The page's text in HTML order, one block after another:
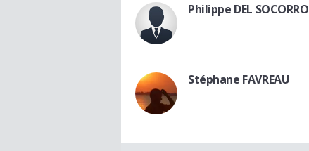
Philippe DEL SOCORRO
Stéphane FAVREAU